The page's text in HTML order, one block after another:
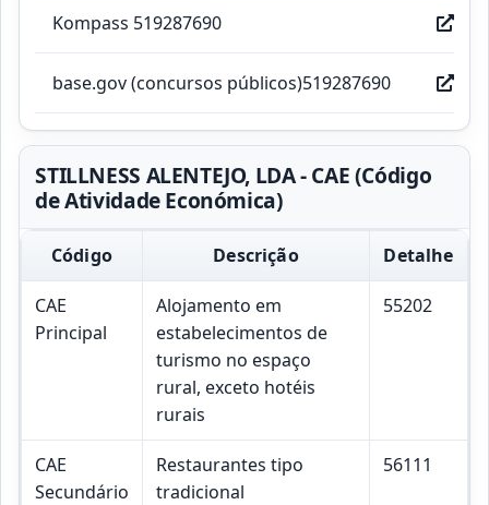
Kompass 519287690
base.gov (concursos públicos)519287690
STILLNESS ALENTEJO, LDA - CAE (Código
de Atividade Económica)
Código Descrição Detalhe
CAE
Principal
Alojamento em
estabelecimentos de
turismo no espaço
rural, exceto hotéis
rurais
55202
CAE
Secundário
Restaurantes tipo
tradicional
56111